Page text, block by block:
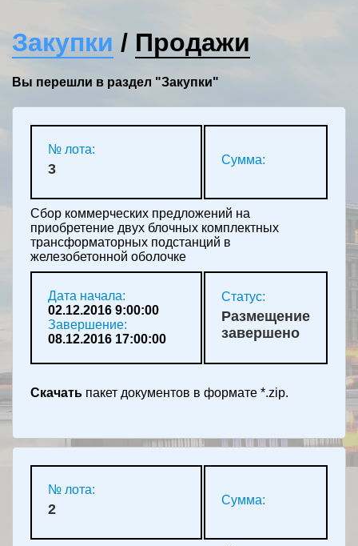
Закупки / Продажи
Вы перешли в раздел "Закупки"
№ лота:
3
Сумма:
Сбор коммерческих предложений на
приобретение двух блочных комплектных
трансформаторных подстанций в
железобетонной оболочке
Дата начала:
02.12.2016 9:00:00
Завершение:
08.12.2016 17:00:00
Статус:
Размещение
завершено
Скачать пакет документов в формате *.zip.
№ лота:
2
Сумма: